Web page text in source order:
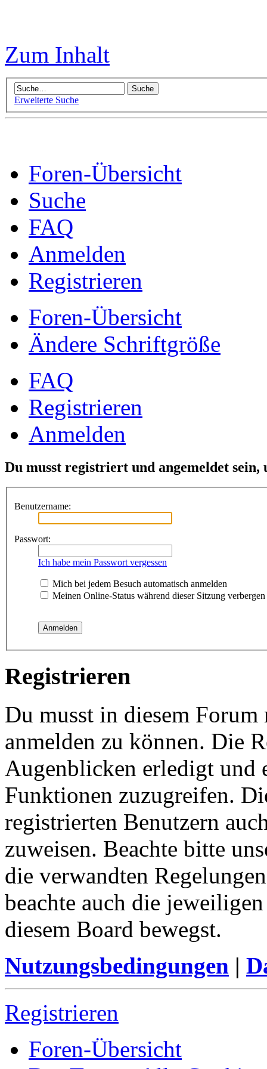
Zum Inhalt
Erweiterte Suche
Foren-Übersicht
Suche
FAQ
Anmelden
Registrieren
Foren-Übersicht
Ändere Schriftgröße
FAQ
Registrieren
Anmelden
Du musst registriert und angemeldet sein,
Benutzername:
Passwort:
Ich habe mein Passwort vergessen
Mich bei jedem Besuch automatisch anmelden
Meinen Online-Status während dieser Sitzung verbergen
Registrieren
Du musst in diesem
anmelden zu können. Die
Augenblicken erledigt und
Funktionen zuzugreifen.
registrierten Benutzern
zuweisen. Beachte bitte
die verwandten
beachte auch die
diesem Board bewegst.
Nutzungsbedingungen |
Registrieren
Foren-Übersicht